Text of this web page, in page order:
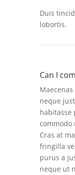
Duis
lobortis.
Can I
neque
habitasse
commodo
Cras at
fringilla
purus a
neque ut